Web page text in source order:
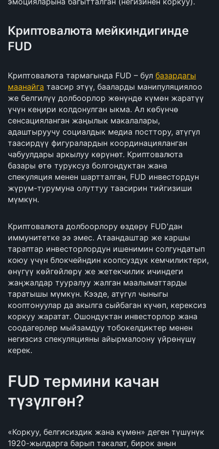
Криптовалюта мейкиндигинде
FUD
Криптовалюта тармагында FUD – бул базардагы
маанайга таасир этүү, бааларды манипуляциялоо
же белгилүү долбоорлор жөнүндө күмөн жаратүү
үчүн кеңири колдонулган ыкма. Ал көбүнчө
сенсацияланган жаңылык макалалары,
адаштыруучу социалдык медиа посттору, атүгүл
таасирдүү фигуралардын координацияланган
чабуулдары аркылуу көрүнөт. Криптовалюта
базары өтө туруксуз болгондуктан жана
спекуляция менен шартталган, FUD инвестордун
жүрүм-турумуна олуттуу таасирин тийгизиши
мүмкүн.
Криптовалюта долбоорлору өздөрү FUD'дан
иммунитетке ээ эмес. Атаандаштар же каршы
тараптар инвесторлордун ишенимин солгундатып
коюу үчүн блокчейндин коопсуздук кемчиликтери,
өнүгүү көйгөйлөрү же жетекчилик ичиндеги
жаңжалдар тууралуу жалган маалыматтарды
таратышы мүмкүн. Кээде, атүгүл чыныгы
кооптонуулар да акылга сыйбаган күчөп, керексиз
коркуу жаратат. Ошондуктан инвесторлор жана
соодагерлер мыйзамдуу тобокелдиктер менен
негизсиз спекуляцияны айырмалоону үйрөнүшү
керек.
FUD термини качан
түзүлгөн?
«Коркуу, белгисиздик жана күмөн» деген түшүнүк
1920-жылдарга барып такалат, бирок анын